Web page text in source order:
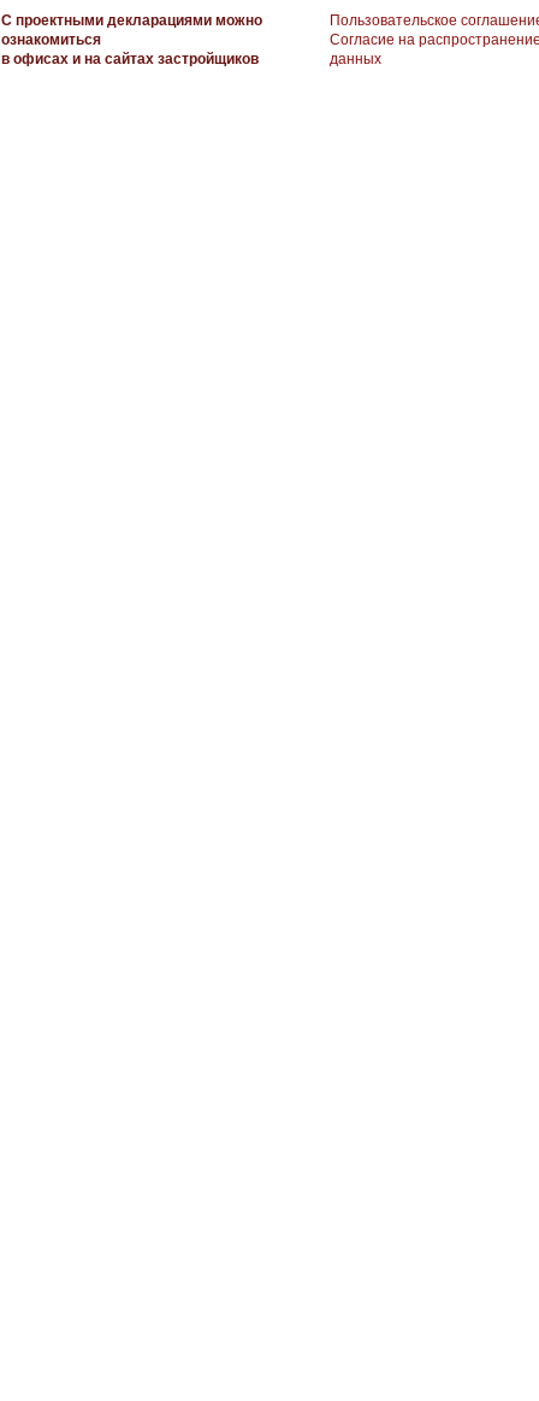
С проектными декларациями можно
ознакомиться
в офисах и на сайтах застройщиков
Пользовательское
Согласие на
данных